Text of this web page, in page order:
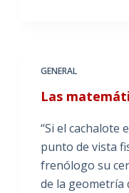
GENERAL
Las
“Si el cachalote
punto de vista
frenólogo su
de la geometría